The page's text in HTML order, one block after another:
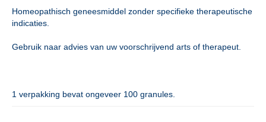
Homeopathisch geneesmiddel zonder specifieke therapeutische
indicaties.
Gebruik naar advies van uw voorschrijvend arts of therapeut.
1 verpakking bevat ongeveer 100 granules.